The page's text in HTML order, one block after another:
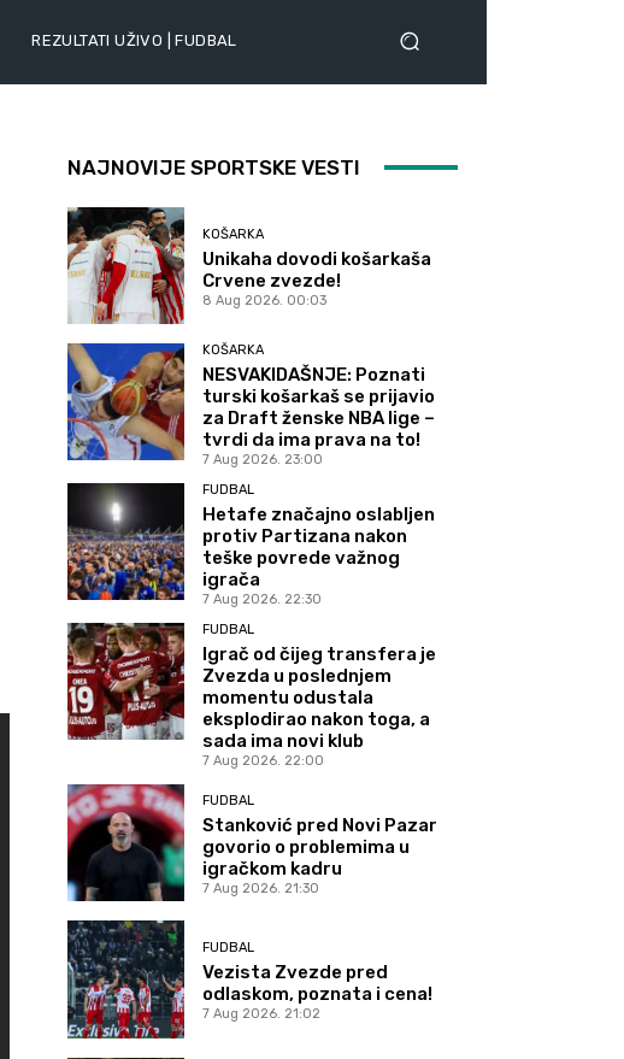
REZULTATI UŽIVO | FUDBAL
NAJNOVIJE SPORTSKE VESTI
KOŠARKA
Unikaha dovodi košarkaša
Crvene zvezde!
8 Aug 2026. 00:03
KOŠARKA
NESVAKIDAŠNJE: Poznati
turski košarkaš se prijavio
za Draft ženske NBA lige –
tvrdi da ima prava na to!
7 Aug 2026. 23:00
FUDBAL
Hetafe značajno oslabljen
protiv Partizana nakon
teške povrede važnog
igrača
7 Aug 2026. 22:30
FUDBAL
Igrač od čijeg transfera je
Zvezda u poslednjem
momentu odustala
eksplodirao nakon toga, a
sada ima novi klub
7 Aug 2026. 22:00
FUDBAL
Stanković pred Novi Pazar
govorio o problemima u
igračkom kadru
7 Aug 2026. 21:30
FUDBAL
Vezista Zvezde pred
odlaskom, poznata i cena!
7 Aug 2026. 21:02